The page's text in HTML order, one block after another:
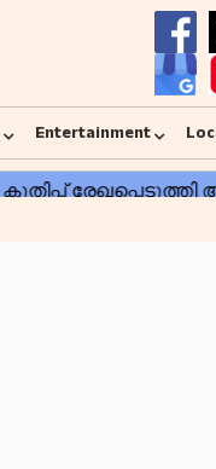
Entertainment